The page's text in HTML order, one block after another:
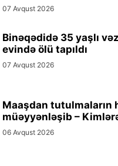
07 Avqust 2026
Binəqədidə 35 yaşlı
evində ölü tapıldı
07 Avqust 2026
Maaşdan tutulmaların
müəyyənləşib –
06 Avqust 2026